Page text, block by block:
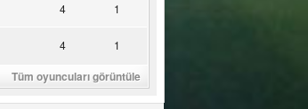
4 1
4 1
Tüm oyuncuları görüntüle